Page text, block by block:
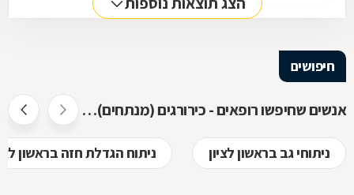
חיפושים
אנשים שחיפשו רופאים - כירורגים (מנתחים) חיפשו גם
ניתוחי גב בראשון לציון ניתוח הגדלת חזה בראשון